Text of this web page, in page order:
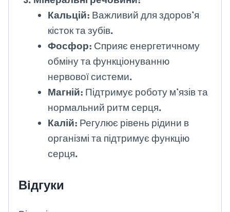
Кальцій: Важливий для здоров’я
кісток та зубів.
Фосфор: Сприяє енергетичному
обміну та функціонуванню
нервової системи.
Магній: Підтримує роботу м’язів та
нормальний ритм серця.
Калій: Регулює рівень рідини в
організмі та підтримує функцію
серця.
Відгуки